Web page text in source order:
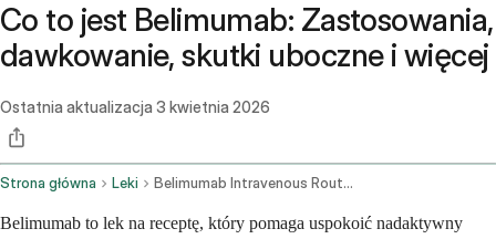
Co to jest Belimumab: Zastosowania,
dawkowanie, skutki uboczne i więcej
Ostatnia aktualizacja 3 kwietnia 2026
Strona główna Leki Belimumab Intravenous Route Subcutaneous Route
Belimumab to lek na receptę, który pomaga uspokoić nadaktywny